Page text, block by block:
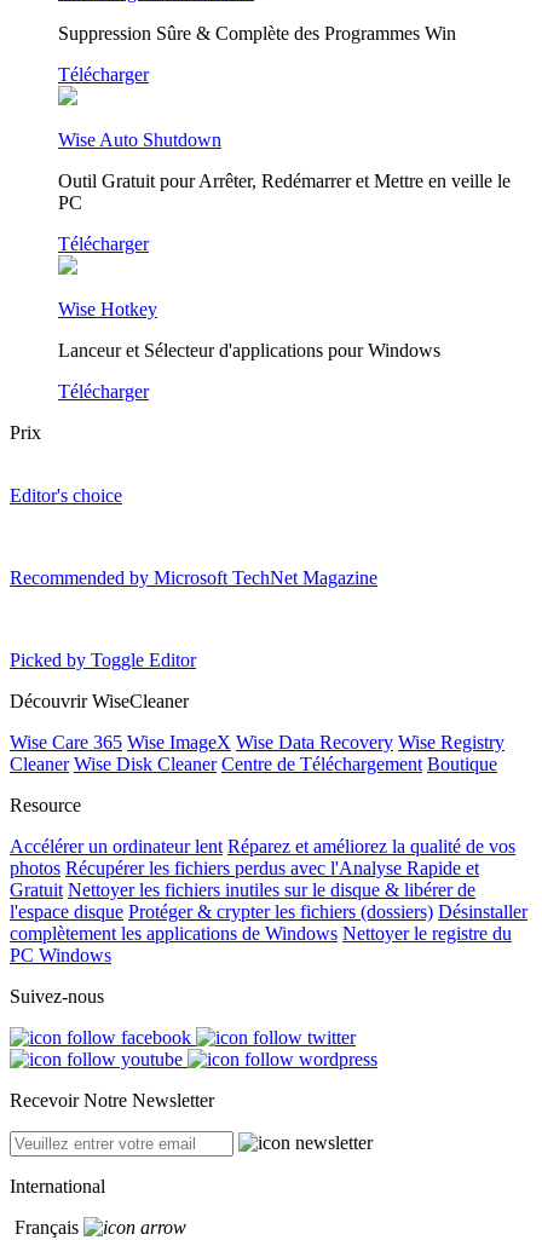
Suppression Sûre & Complète des Programmes Win
Télécharger
Wise Auto Shutdown
Outil Gratuit pour Arrêter, Redémarrer et Mettre en veille le
PC
Télécharger
Wise Hotkey
Lanceur et Sélecteur d'applications pour Windows
Télécharger
Prix
Editor's choice
Recommended by Microsoft TechNet Magazine
Picked by Toggle Editor
Découvrir WiseCleaner
Wise Care 365 Wise ImageX Wise Data Recovery Wise Registry
Cleaner Wise Disk Cleaner Centre de Téléchargement Boutique
Resource
Accélérer un ordinateur lent Réparez et améliorez la qualité de vos
photos Récupérer les fichiers perdus avec l'Analyse Rapide et
Gratuit Nettoyer les fichiers inutiles sur le disque & libérer de
l'espace disque Protéger & crypter les fichiers (dossiers) Désinstaller
complètement les applications de Windows Nettoyer le registre du
PC Windows
Suivez-nous
Recevoir Notre Newsletter
International
Français